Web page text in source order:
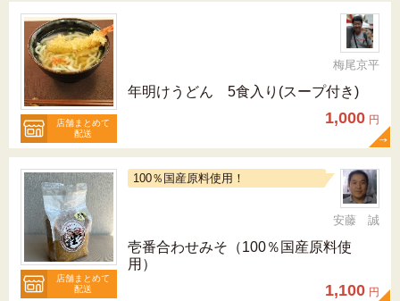
店舗まとめて
配送
梅尾京平
年明けうどん 5食入り(スープ付き)
1,000 円
店舗まとめて
配送
100％国産原料使用！
安藤 誠
壱番合わせみそ（100％国産原料使
用）
1,100 円